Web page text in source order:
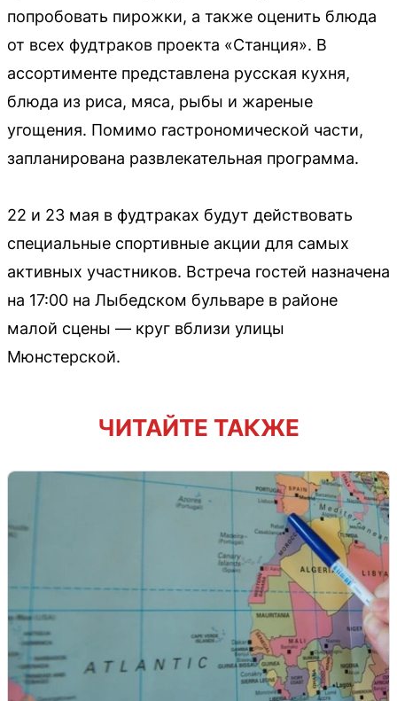
попробовать пирожки, а также оценить блюда
от всех фудтраков проекта «Станция». В
ассортименте представлена русская кухня,
блюда из риса, мяса, рыбы и жареные
угощения. Помимо гастрономической части,
запланирована развлекательная программа.
22 и 23 мая в фудтраках будут действовать
специальные спортивные акции для самых
активных участников. Встреча гостей назначена
на 17:00 на Лыбедском бульваре в районе
малой сцены — круг вблизи улицы
Мюнстерской.
ЧИТАЙТЕ ТАКЖЕ